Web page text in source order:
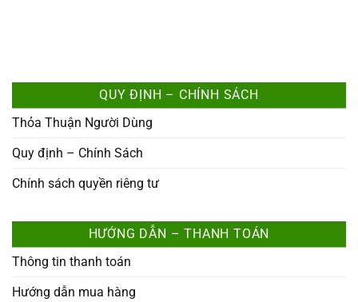
QUY ĐỊNH – CHÍNH SÁCH
Thỏa Thuận Người Dùng
Quy định – Chính Sách
Chính sách quyền riêng tư
HƯỚNG DẪN – THANH TOÁN
Thông tin thanh toán
Hướng dẫn mua hàng